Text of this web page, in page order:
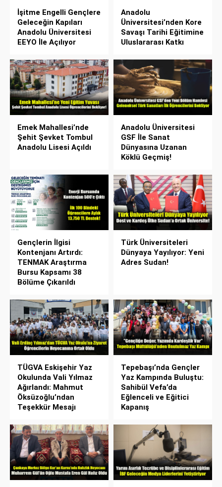
İşitme Engelli Gençlere
Geleceğin Kapıları
Anadolu Üniversitesi
EEYO İle Açılıyor
Anadolu
Üniversitesi’nden Kore
Savaşı Tarihi Eğitimine
Uluslararası Katkı
Emek Mahallesi’nde
Şehit Şevket Tombul
Anadolu Lisesi Açıldı
Anadolu Üniversitesi
GSF İle Sanat
Dünyasına Uzanan
Köklü Geçmiş!
Gençlerin İlgisi
Kontenjanı Artırdı:
TENMAK Araştırma
Bursu Kapsamı 38
Bölüme Çıkarıldı
Türk Üniversiteleri
Dünyaya Yayılıyor: Yeni
Adres Sudan!
TÜGVA Eskişehir Yaz
Okulunda Vali Yılmaz
Ağırlandı: Mahmut
Öksüzoğlu’ndan
Teşekkür Mesajı
Tepebaşı’nda Gençler
Yaz Kampında Buluştu:
Sahibül Vefa’da
Eğlenceli ve Eğitici
Kapanış